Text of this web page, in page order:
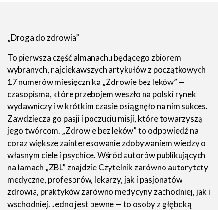
„Droga do zdrowia”
To pierwsza część almanachu będącego zbiorem
wybranych, najciekawszych artykułów z początkowych
17 numerów miesięcznika „Zdrowie bez leków” —
czasopisma, które przebojem weszło na polski rynek
wydawniczy i w krótkim czasie osiągnęło na nim sukces.
Zawdzięcza go pasji i poczuciu misji, które towarzyszą
jego twórcom. „Zdrowie bez leków” to odpowiedź na
coraz większe zainteresowanie zdobywaniem wiedzy o
własnym ciele i psychice. Wśród autorów publikujących
na łamach „ZBL” znajdzie Czytelnik zarówno autorytety
medyczne, profesorów, lekarzy, jak i pasjonatów
zdrowia, praktyków zarówno medycyny zachodniej, jak i
wschodniej. Jedno jest pewne — to osoby z głęboką